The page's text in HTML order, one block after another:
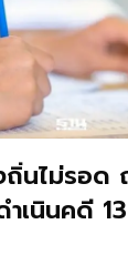
นไม่รอด
เนินคดี